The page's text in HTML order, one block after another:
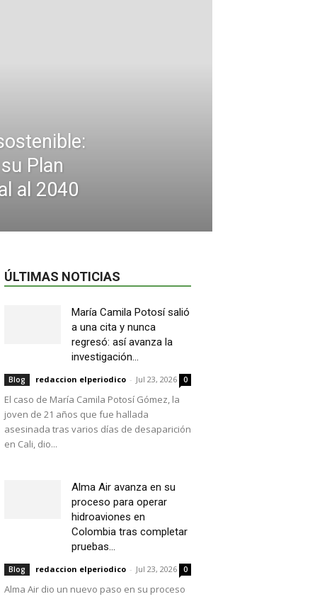
Plan
al 2040
ÚLTIMAS NOTICIAS
María Camila Potosí salió
a una cita y nunca
regresó: así avanza la
investigación...
Blog redaccion elperiodico - Jul 23, 2026 0
El caso de María Camila Potosí Gómez, la
joven de 21 años que fue hallada
asesinada tras varios días de desaparición
en Cali, dio...
Alma Air avanza en su
proceso para operar
hidroaviones en
Colombia tras completar
pruebas...
Blog redaccion elperiodico - Jul 23, 2026 0
Alma Air dio un nuevo paso en su proceso